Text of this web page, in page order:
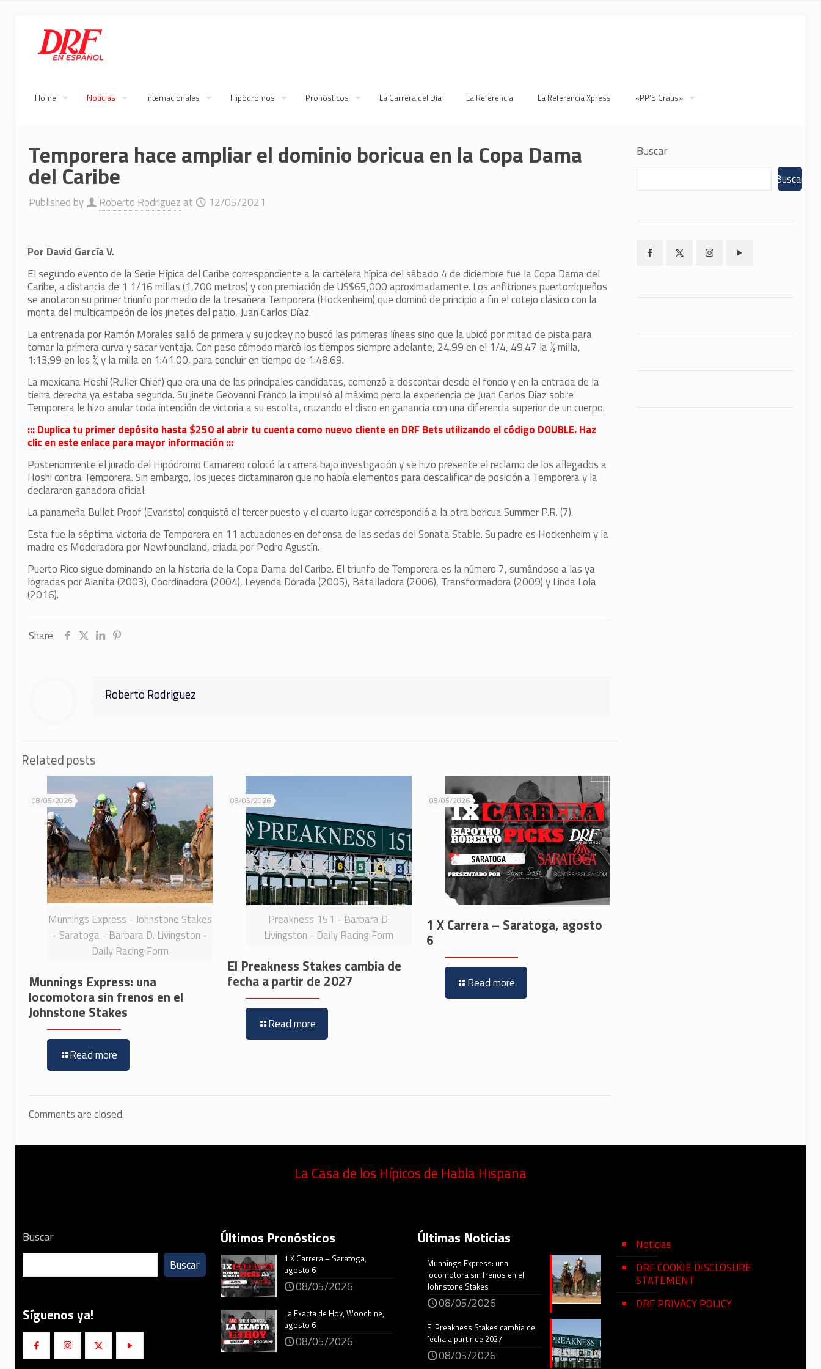
Home Noticias Internacionales Hipódromos Pronósticos La Carrera del Día La Referencia La Referencia Xpress «PP’S Gratis»
Temporera hace ampliar el dominio boricua en la Copa Dama
del Caribe
Published by Roberto Rodriguez at 12/05/2021
Por David García V.
El segundo evento de la Serie Hípica del Caribe correspondiente a la cartelera hípica del sábado 4 de diciembre fue la Copa Dama del
Caribe, a distancia de 1 1/16 millas (1,700 metros) y con premiación de US$65,000 aproximadamente. Los anfitriones puertorriqueños
se anotaron su primer triunfo por medio de la tresañera Temporera (Hockenheim) que dominó de principio a fin el cotejo clásico con la
monta del multicampeón de los jinetes del patio, Juan Carlos Díaz.
La entrenada por Ramón Morales salió de primera y su jockey no buscó las primeras líneas sino que la ubicó por mitad de pista para
tomar la primera curva y sacar ventaja. Con paso cómodo marcó los tiempos siempre adelante, 24.99 en el 1/4, 49.47 la ½ milla,
1:13.99 en los ¾ y la milla en 1:41.00, para concluir en tiempo de 1:48.69.
La mexicana Hoshi (Ruller Chief) que era una de las principales candidatas, comenzó a descontar desde el fondo y en la entrada de la
tierra derecha ya estaba segunda. Su jinete Geovanni Franco la impulsó al máximo pero la experiencia de Juan Carlos Díaz sobre
Temporera le hizo anular toda intención de victoria a su escolta, cruzando el disco en ganancia con una diferencia superior de un cuerpo.
::: Duplica tu primer depósito hasta $250 al abrir tu cuenta como nuevo cliente en DRF Bets utilizando el código DOUBLE. Haz
clic en este enlace para mayor información :::
Posteriormente el jurado del Hipódromo Camarero colocó la carrera bajo investigación y se hizo presente el reclamo de los allegados a
Hoshi contra Temporera. Sin embargo, los jueces dictaminaron que no había elementos para descalificar de posición a Temporera y la
declararon ganadora oficial.
La panameña Bullet Proof (Evaristo) conquistó el tercer puesto y el cuarto lugar correspondió a la otra boricua Summer P.R. (7).
Esta fue la séptima victoria de Temporera en 11 actuaciones en defensa de las sedas del Sonata Stable. Su padre es Hockenheim y la
madre es Moderadora por Newfoundland, criada por Pedro Agustín.
Puerto Rico sigue dominando en la historia de la Copa Dama del Caribe. El triunfo de Temporera es la número 7, sumándose a las ya
logradas por Alanita (2003), Coordinadora (2004), Leyenda Dorada (2005), Batalladora (2006), Transformadora (2009) y Linda Lola
(2016).
Share
Roberto Rodriguez
Related posts
Munnings Express - Johnstone Stakes
- Saratoga - Barbara D. Livingston -
Daily Racing Form
08/05/2026
Munnings Express: una
locomotora sin frenos en el
Johnstone Stakes
Read more
Preakness 151 - Barbara D.
Livingston - Daily Racing Form
08/05/2026
El Preakness Stakes cambia de
fecha a partir de 2027
Read more
08/05/2026
1 X Carrera – Saratoga, agosto
6
Read more
Comments are closed.
Buscar
Buscar
La Casa de los Hípicos de Habla Hispana
Buscar
Buscar
Síguenos ya!
Últimos Pronósticos
1 X Carrera – Saratoga,
agosto 6
08/05/2026
La Exacta de Hoy, Woodbine,
agosto 6
08/05/2026
Últimas Noticias
Munnings Express: una
locomotora sin frenos en el
Johnstone Stakes
08/05/2026
El Preakness Stakes cambia de
fecha a partir de 2027
08/05/2026
Noticias
DRF COOKIE DISCLOSURE
STATEMENT
DRF PRIVACY POLICY